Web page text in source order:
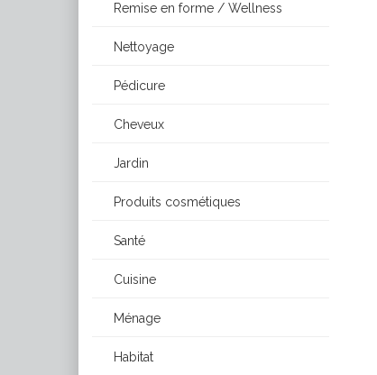
Remise en forme / Wellness
Nettoyage
Pédicure
Cheveux
Jardin
Produits cosmétiques
Santé
Cuisine
Ménage
Habitat